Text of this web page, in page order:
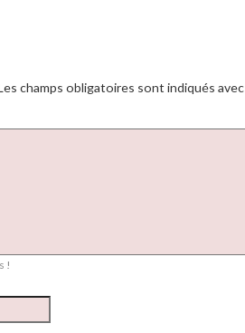
champs obligatoires sont indiqués avec
!